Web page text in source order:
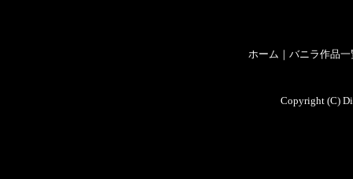
ホーム ｜ バニラ作品一
Copyright (C)